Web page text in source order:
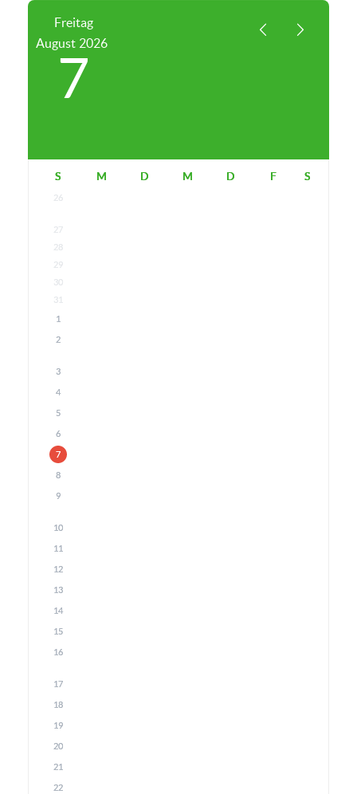
Freitag
August 2026
7
S M D M D F S
26
27
28
29
30
31
1
2
3
4
5
6
7
8
9
10
11
12
13
14
15
16
17
18
19
20
21
22